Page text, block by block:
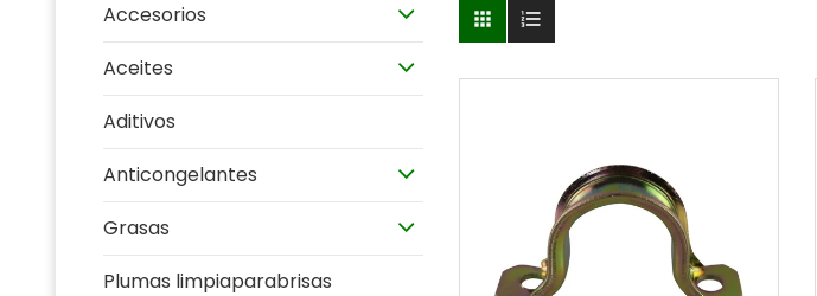
Accesorios
Aceites
Aditivos
Anticongelantes
Grasas
Plumas limpiaparabrisas
 